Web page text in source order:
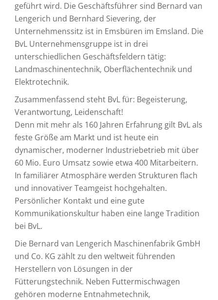
geführt wird. Die Geschäftsführer sind Bernard van
Lengerich und Bernhard Sievering, der
Unternehmenssitz ist in Emsbüren im Emsland. Die
BvL Unternehmensgruppe ist in drei
unterschiedlichen Geschäftsfeldern tätig:
Landmaschinentechnik, Oberflächentechnik und
Elektrotechnik.
Zusammenfassend steht BvL für: Begeisterung,
Verantwortung, Leidenschaft!
Denn mit mehr als 160 Jahren Erfahrung gilt BvL als
feste Größe am Markt und ist heute ein
dynamischer, moderner Industriebetrieb mit über
60 Mio. Euro Umsatz sowie etwa 400 Mitarbeitern.
In familiärer Atmosphäre werden Strukturen flach
und innovativer Teamgeist hochgehalten.
Persönlicher Kontakt und eine gute
Kommunikationskultur haben eine lange Tradition
bei BvL.
Die Bernard van Lengerich Maschinenfabrik GmbH
und Co. KG zählt zu den weltweit führenden
Herstellern von Lösungen in der
Fütterungstechnik. Neben Futtermischwagen
gehören moderne Entnahmetechnik,